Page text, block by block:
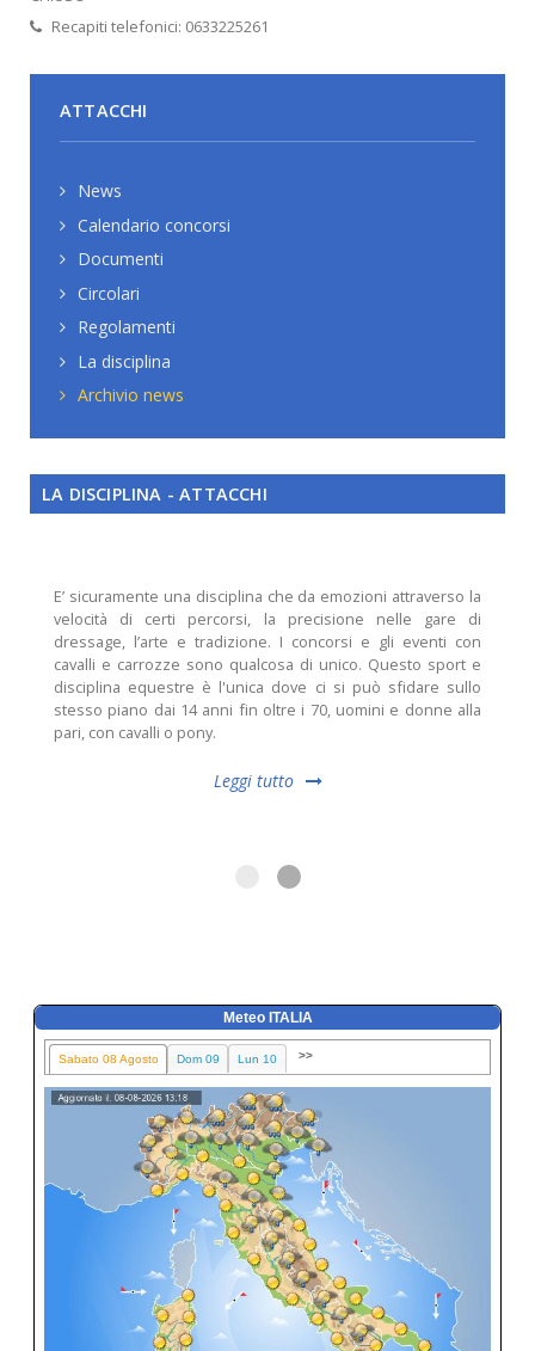
Recapiti telefonici: 0633225261
ATTACCHI
News
Calendario concorsi
Documenti
Circolari
Regolamenti
La disciplina
Archivio news
LA DISCIPLINA - ATTACCHI
E’ sicuramente una disciplina che da emozioni attraverso la
velocità di certi percorsi, la precisione nelle gare di
dressage, l’arte e tradizione. I concorsi e gli eventi con
cavalli e carrozze sono qualcosa di unico. Questo sport e
disciplina equestre è l'unica dove ci si può sfidare sullo
stesso piano dai 14 anni fin oltre i 70, uomini e donne alla
pari, con cavalli o pony.
Leggi tutto
Meteo ITALIA